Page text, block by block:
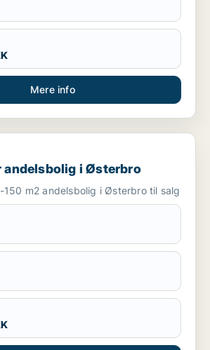
Mere info
i Østerbro
andelsbolig i Østerbro
150 m2 andelsbolig i Østerbro til salg